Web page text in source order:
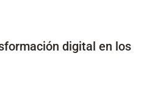
digital en los